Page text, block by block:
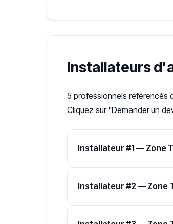
Installateurs
5 professionnels référencés
Cliquez sur "Demander un
Installateur #1 — Zone
Installateur #2 — Zone